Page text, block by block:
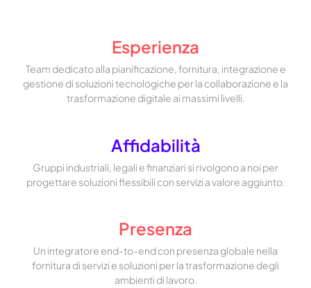
Esperienza
Team dedicato alla pianificazione, fornitura, integrazione e
gestione di soluzioni tecnologiche per la collaborazione e la
trasformazione digitale ai massimi livelli.
Affidabilità
Gruppi industriali, legali e finanziari si rivolgono a noi per
progettare soluzioni flessibili con servizi a valore aggiunto.
Presenza
Un integratore end-to-end con presenza globale nella
fornitura di servizi e soluzioni per la trasformazione degli
ambienti di lavoro.